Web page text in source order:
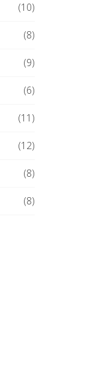
(10)
(8)
(9)
(6)
(11)
(12)
(8)
(8)